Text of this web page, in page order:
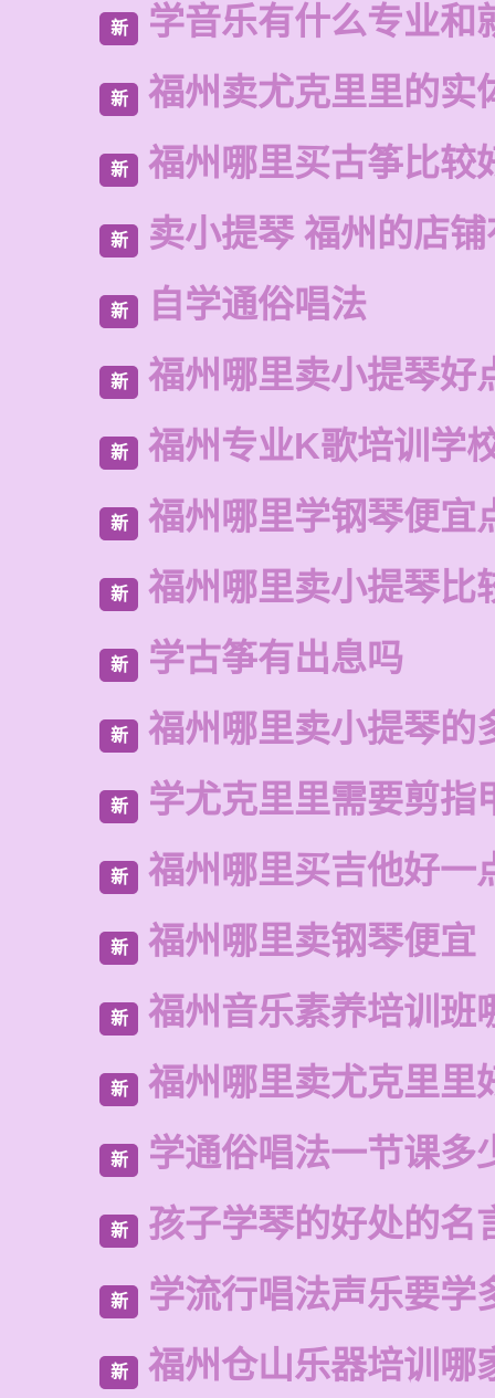
新 学音乐有什么专业和
新 福州卖尤克里里的实
新 福州哪里买古筝比较
新 卖小提琴 福州的店
新 自学通俗唱法
新 福州哪里卖小提琴好
新 福州专业K歌培训学
新 福州哪里学钢琴便宜
新 福州哪里卖小提琴比
新 学古筝有出息吗
新 福州哪里卖小提琴的
新 学尤克里里需要剪指
新 福州哪里买吉他好一
新 福州哪里卖钢琴便宜
新 福州音乐素养培训班
新 福州哪里卖尤克里里
新 学通俗唱法一节课多
新 孩子学琴的好处的名
新 学流行唱法声乐要学
新 福州仓山乐器培训哪